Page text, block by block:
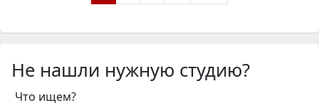
Не нашли нужную студию?
Что ищем?